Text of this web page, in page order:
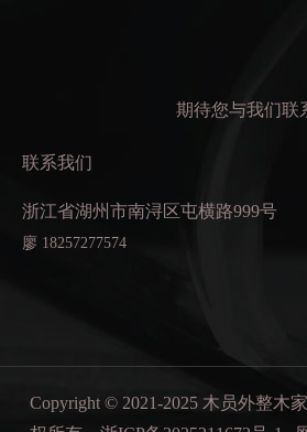
期待您与我们联
联系我们
浙江省湖州市南浔区屯横路999号
廖 18257277574
Copyright © 2021-2025 木员外整木